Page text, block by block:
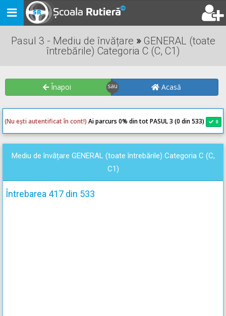
Toggle
navigation
Pasul 3 - Mediu de învățare »GENERAL (toate
întrebările) Categoria C (C, C1)
Înapoi Acasă
(Nu ești autentificat în cont!) Ai parcurs 0% din tot PASUL 3 (0 din 533) 0
Mediu de învățare GENERAL (toate întrebările) Categoria C (C,
C1)
Întrebarea 417 din 533